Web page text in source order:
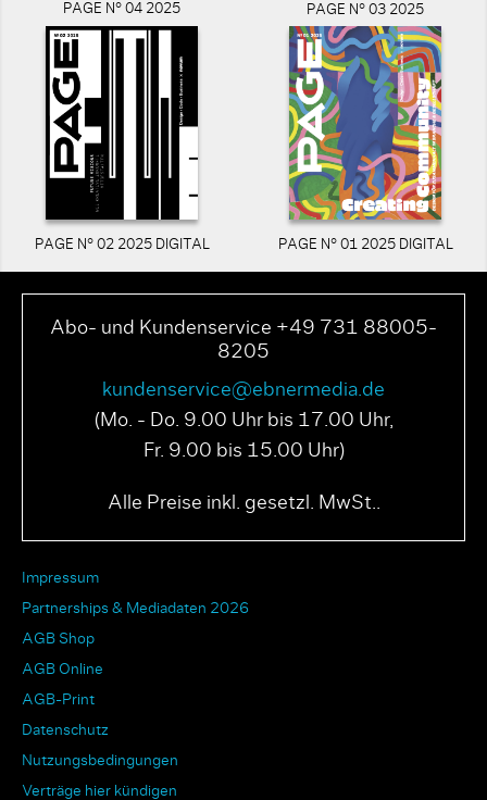
PAGE N° 04 2025 PAGE N° 03 2025
PAGE N° 02 2025 DIGITAL PAGE N° 01 2025 DIGITAL
Abo- und Kundenservice +49 731 88005-
8205
kundenservice@ebnermedia.de
(Mo. - Do. 9.00 Uhr bis 17.00 Uhr,
Fr. 9.00 bis 15.00 Uhr)
Alle Preise inkl. gesetzl. MwSt..
Impressum
Partnerships & Mediadaten 2026
AGB Shop
AGB Online
AGB-Print
Datenschutz
Nutzungsbedingungen
Verträge hier kündigen